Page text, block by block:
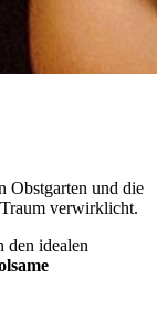
Obstgarten und die
verwirklicht.
den idealen